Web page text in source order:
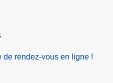
de rendez-vous en ligne !